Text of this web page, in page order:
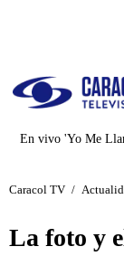
En vivo 'Yo Me
Caracol TV /
La foto y